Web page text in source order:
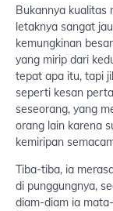
Bukannya kualitas
letaknya sangat
kemungkinan
yang mirip dari
tepat apa itu, tapi
seperti kesan
seseorang, yang
orang lain karena
kemiripan
Tiba-tiba, ia
di punggungnya,
diam-diam ia